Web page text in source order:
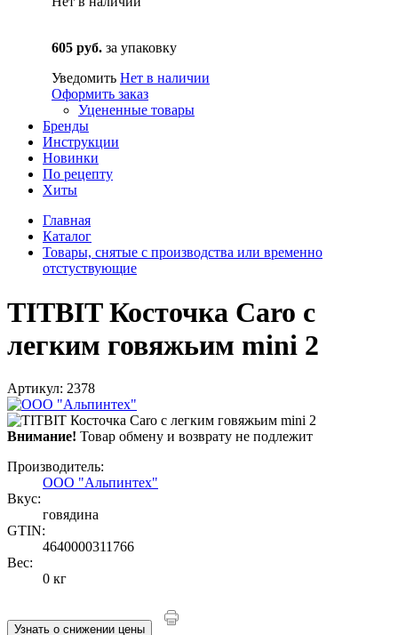
605 руб. за упаковку
Уведомить Нет в наличии
Оформить заказ
Уцененные товары
Бренды
Инструкции
Новинки
По рецепту
Хиты
Главная
Каталог
Товары, снятые с производства или временно
отстуствующие
TITBIT Косточка Caro с
легким говяжьим mini 2
Артикул: 2378
Внимание! Товар обмену и возврату не подлежит
Производитель:
ООО "Альпинтех"
Вкус:
говядина
GTIN:
4640000311766
Вес:
0 кг
Узнать о снижении цены